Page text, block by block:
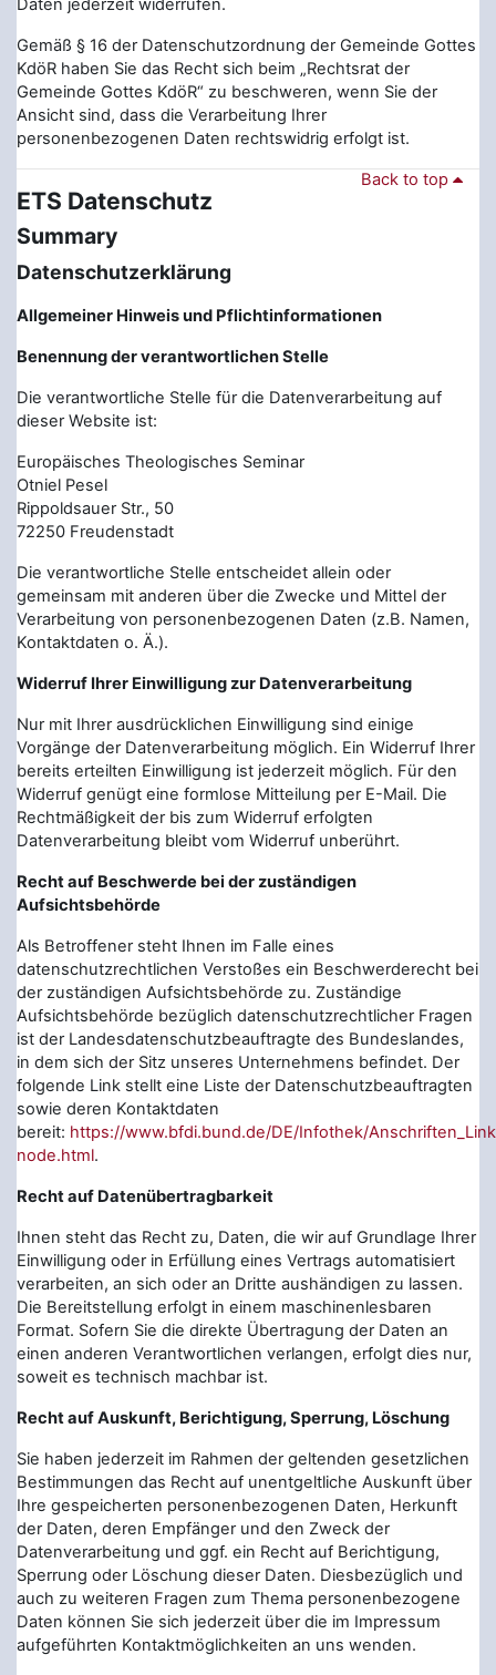
Daten jederzeit widerrufen.
Gemäß § 16 der Datenschutzordnung der Gemeinde Gottes
KdöR haben Sie das Recht sich beim „Rechtsrat der
Gemeinde Gottes KdöR“ zu beschweren, wenn Sie der
Ansicht sind, dass die Verarbeitung Ihrer
personenbezogenen Daten rechtswidrig erfolgt ist.
Back to top
ETS Datenschutz
Summary
Datenschutzerklärung
Allgemeiner Hinweis und Pflichtinformationen
Benennung der verantwortlichen Stelle
Die verantwortliche Stelle für die Datenverarbeitung auf
dieser Website ist:
Europäisches Theologisches Seminar
Otniel Pesel
Rippoldsauer Str., 50
72250 Freudenstadt
Die verantwortliche Stelle entscheidet allein oder
gemeinsam mit anderen über die Zwecke und Mittel der
Verarbeitung von personenbezogenen Daten (z.B. Namen,
Kontaktdaten o. Ä.).
Widerruf Ihrer Einwilligung zur Datenverarbeitung
Nur mit Ihrer ausdrücklichen Einwilligung sind einige
Vorgänge der Datenverarbeitung möglich. Ein Widerruf Ihrer
bereits erteilten Einwilligung ist jederzeit möglich. Für den
Widerruf genügt eine formlose Mitteilung per E-Mail. Die
Rechtmäßigkeit der bis zum Widerruf erfolgten
Datenverarbeitung bleibt vom Widerruf unberührt.
Recht auf Beschwerde bei der zuständigen
Aufsichtsbehörde
Als Betroffener steht Ihnen im Falle eines
datenschutzrechtlichen Verstoßes ein Beschwerderecht bei
der zuständigen Aufsichtsbehörde zu. Zuständige
Aufsichtsbehörde bezüglich datenschutzrechtlicher Fragen
ist der Landesdatenschutzbeauftragte des Bundeslandes,
in dem sich der Sitz unseres Unternehmens befindet. Der
folgende Link stellt eine Liste der Datenschutzbeauftragten
sowie deren Kontaktdaten
bereit: https://www.bfdi.bund.de/DE/Infothek/
node.html.
Recht auf Datenübertragbarkeit
Ihnen steht das Recht zu, Daten, die wir auf Grundlage Ihrer
Einwilligung oder in Erfüllung eines Vertrags automatisiert
verarbeiten, an sich oder an Dritte aushändigen zu lassen.
Die Bereitstellung erfolgt in einem maschinenlesbaren
Format. Sofern Sie die direkte Übertragung der Daten an
einen anderen Verantwortlichen verlangen, erfolgt dies nur,
soweit es technisch machbar ist.
Recht auf Auskunft, Berichtigung, Sperrung, Löschung
Sie haben jederzeit im Rahmen der geltenden gesetzlichen
Bestimmungen das Recht auf unentgeltliche Auskunft über
Ihre gespeicherten personenbezogenen Daten, Herkunft
der Daten, deren Empfänger und den Zweck der
Datenverarbeitung und ggf. ein Recht auf Berichtigung,
Sperrung oder Löschung dieser Daten. Diesbezüglich und
auch zu weiteren Fragen zum Thema personenbezogene
Daten können Sie sich jederzeit über die im Impressum
aufgeführten Kontaktmöglichkeiten an uns wenden.